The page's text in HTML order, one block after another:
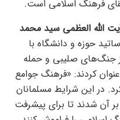
فرهنگ اسلامی است.
الله العظمی سید محمد
حوزه و دانشگاه با
جنگ‌های صلیبی و حمله
کردند: «فرهنگ جوامع
در این شرایط مسلمانان
آن شدند تا برای پیشرفت